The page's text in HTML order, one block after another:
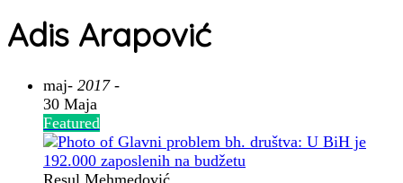
Adis Arapović
maj- 2017 -
30 Maja
Featured